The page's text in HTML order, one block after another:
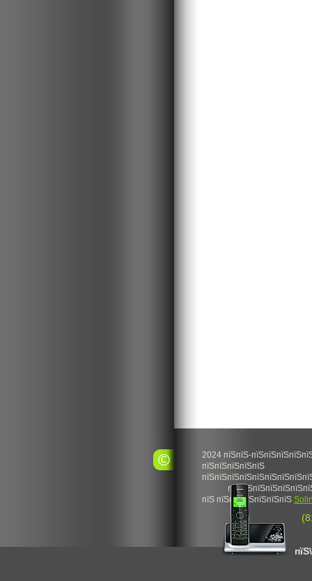
2024 пїЅпїЅ-
пїЅпїЅпїЅпїЅпїЅ
пїЅ пїЅпїЅпїЅпїЅпїЅпїЅ